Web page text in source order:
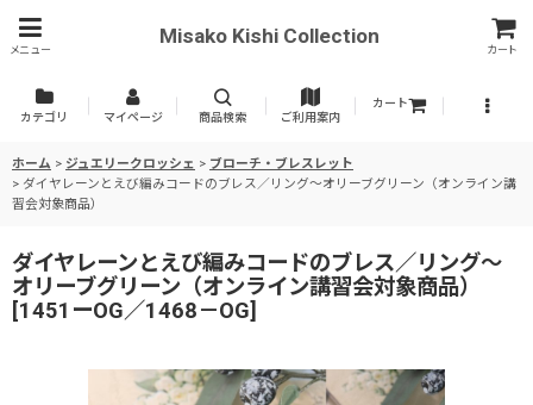
メニュー
Misako Kishi Collection
カート
カテゴリ マイページ 商品検索 ご利用案内
カート
ホーム > ジュエリークロッシェ > ブローチ・ブレスレット
> ダイヤレーンとえび編みコードのブレス／リング〜オリーブグリーン（オンライン講
習会対象商品）
ダイヤレーンとえび編みコードのブレス／リング〜
オリーブグリーン（オンライン講習会対象商品）
[1451ーOG／1468－OG]